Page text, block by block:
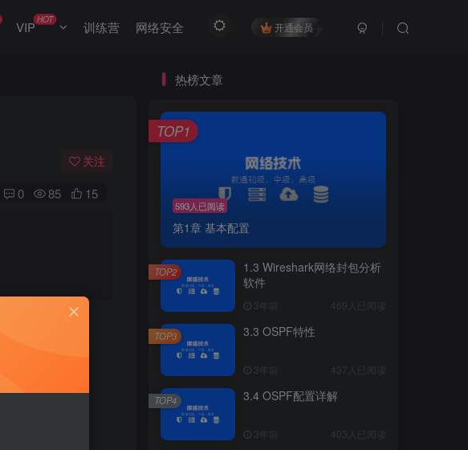
开通会员
VIPHOT 训练营 网络安全
关注
0 85 15
热榜文章
593人已阅读
第1章 基本配置
TOP1
1.3 Wireshark网络封包分析
软件
3年前 469人已阅读
TOP2
3.3 OSPF特性
3年前 437人已阅读
TOP3
3.4 OSPF配置详解
3年前 403人已阅读
TOP4